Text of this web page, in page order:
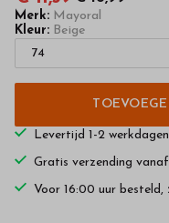
Merk: Mayoral
Kleur: Beige
Levertijd 1-2 werkdagen
Gratis verzending
Voor 16:00 uur